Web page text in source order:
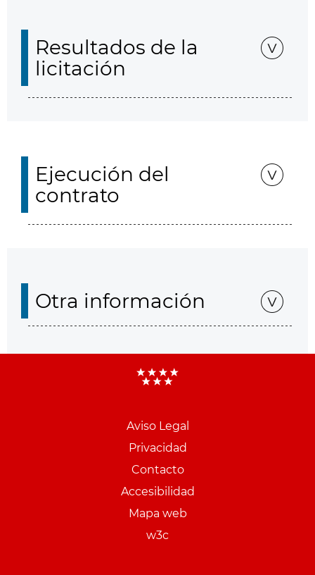
Resultados de la
licitación
Ejecución del
contrato
Otra información
Aviso Legal
Privacidad
Contacto
Accesibilidad
Mapa web
w3c